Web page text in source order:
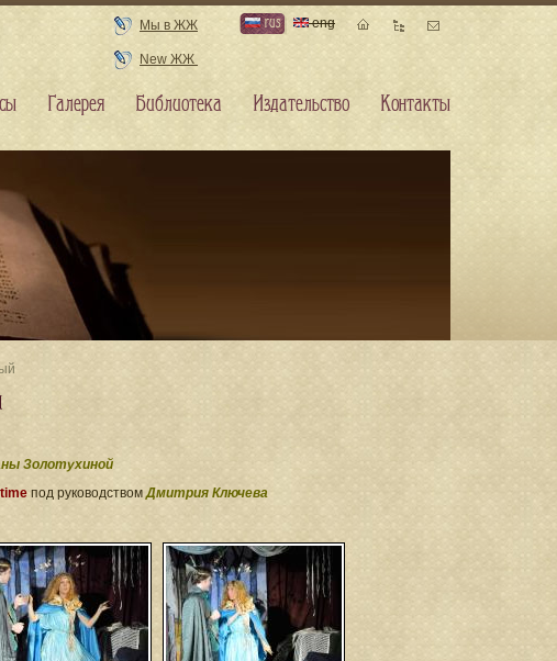
Золотухиной
под руководствомДмитрия Ключева
Мы в ЖЖ
New ЖЖ
rus eng
Галерея Библиотека Издательство Контакты